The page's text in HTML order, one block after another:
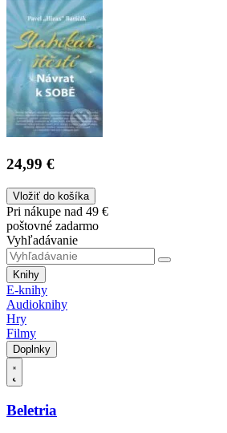
24,99 €
Vložiť do košíka
Pri nákupe nad 49 €
poštovné zadarmo
Vyhľadávanie
Knihy
E-knihy
Audioknihy
Hry
Filmy
Doplnky
Beletria